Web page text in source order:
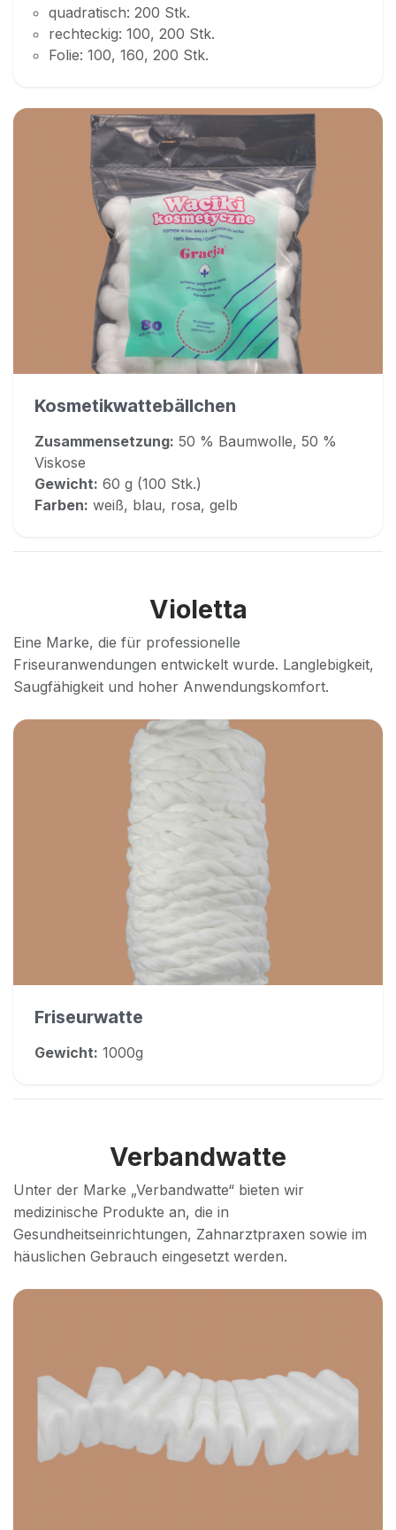
quadratisch: 200 Stk.
rechteckig: 100, 200 Stk.
Folie: 100, 160, 200 Stk.
Kosmetikwattebällchen
Zusammensetzung: 50 % Baumwolle, 50 %
Viskose
Gewicht: 60 g (100 Stk.)
Farben: weiß, blau, rosa, gelb
Violetta
Eine Marke, die für professionelle
Friseuranwendungen entwickelt wurde. Langlebigkeit,
Saugfähigkeit und hoher Anwendungskomfort.
Friseurwatte
Gewicht: 1000g
Verbandwatte
Unter der Marke „Verbandwatte“ bieten wir
medizinische Produkte an, die in
Gesundheitseinrichtungen, Zahnarztpraxen sowie im
häuslichen Gebrauch eingesetzt werden.